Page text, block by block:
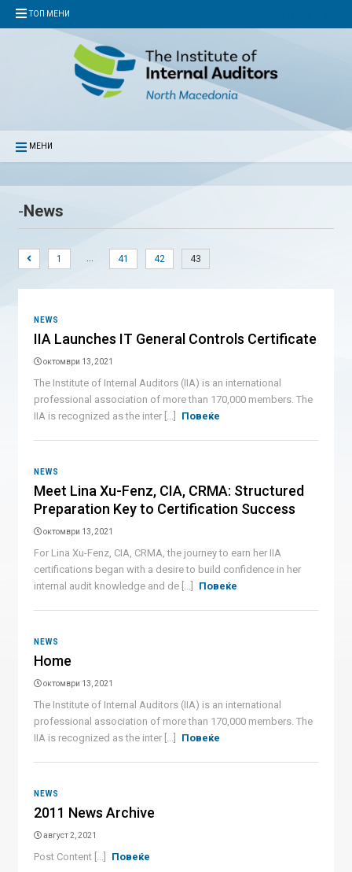
ТОП МЕНИ
МЕНИ
-News
1 … 41 42 43
NEWS
IIA Launches IT General Controls Certificate
октомври 13, 2021
The Institute of Internal Auditors (IIA) is an international
professional association of more than 170,000 members. The
IIA is recognized as the inter [...]
Повеќе
NEWS
Meet Lina Xu-Fenz, CIA, CRMA: Structured
Preparation Key to Certification Success
октомври 13, 2021
For Lina Xu-Fenz, CIA, CRMA, the journey to earn her IIA
certifications began with a desire to build confidence in her
internal audit knowledge and de [...]
Повеќе
NEWS
Home
октомври 13, 2021
The Institute of Internal Auditors (IIA) is an international
professional association of more than 170,000 members. The
IIA is recognized as the inter [...]
Повеќе
NEWS
2011 News Archive
август 2, 2021
Post Content [...] Повеќе